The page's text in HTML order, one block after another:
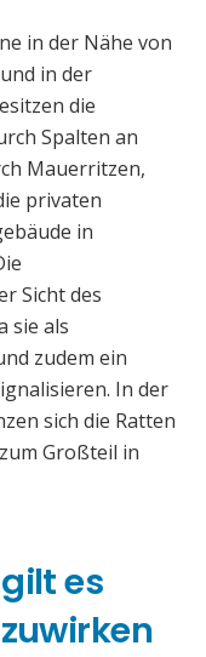
in der Nähe von
in der
die
Spalten an
Mauerritzen,
privaten
in
Sicht des
sie als
zudem ein
In der
sich die Ratten
Großteil in
es